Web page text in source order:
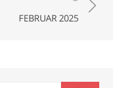
FEBRUAR 2025